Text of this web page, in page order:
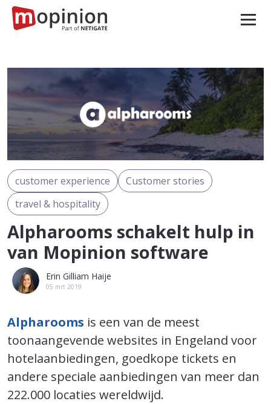
customer experience
Customer stories
travel & hospitality
Alpharooms schakelt hulp in
van Mopinion software
Erin Gilliam Haije
05 mrt 2019
Alpharooms is een van de meest
toonaangevende websites in Engeland voor
hotelaanbiedingen, goedkope tickets en
andere speciale aanbiedingen van meer dan
222.000 locaties wereldwijd.